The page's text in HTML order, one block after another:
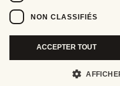
NON CLASSIFIÉS
ACCEPTER TOUT